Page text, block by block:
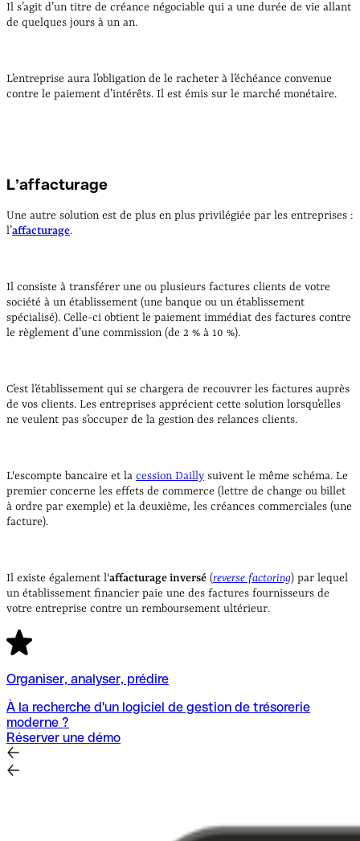
Il s’agit d’un titre de créance négociable qui a une durée de vie allant
de quelques jours à un an.
L’entreprise aura l’obligation de le racheter à l’échéance convenue
contre le paiement d’intérêts. Il est émis sur le marché monétaire.
L’affacturage
Une autre solution est de plus en plus privilégiée par les entreprises :
l’affacturage.
Il consiste à transférer une ou plusieurs factures clients de votre
société à un établissement (une banque ou un établissement
spécialisé). Celle-ci obtient le paiement immédiat des factures contre
le règlement d’une commission (de 2 % à 10 %).
C’est l’établissement qui se chargera de recouvrer les factures auprès
de vos clients. Les entreprises apprécient cette solution lorsqu’elles
ne veulent pas s’occuper de la gestion des relances clients.
L'escompte bancaire et la cession Dailly suivent le même schéma. Le
premier concerne les effets de commerce (lettre de change ou billet
à ordre par exemple) et la deuxième, les créances commerciales (une
facture).
Il existe également l'affacturage inversé (reverse factoring) par lequel
un établissement financier paie une des factures fournisseurs de
votre entreprise contre un remboursement ultérieur.
Organiser, analyser, prédire
À la recherche d'un logiciel de gestion de trésorerie
moderne ?
Réserver une démo